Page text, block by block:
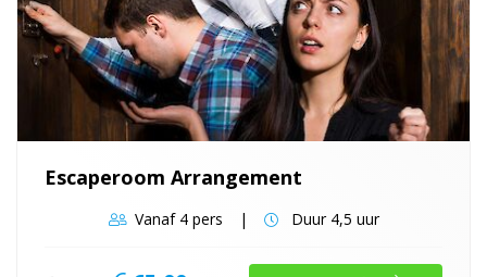
Escaperoom Arrangement
Vanaf 4 pers Duur 4,5 uur